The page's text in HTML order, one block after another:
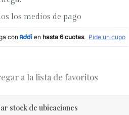
los medios de pago
a la lista de favoritos
stock de ubicaciones